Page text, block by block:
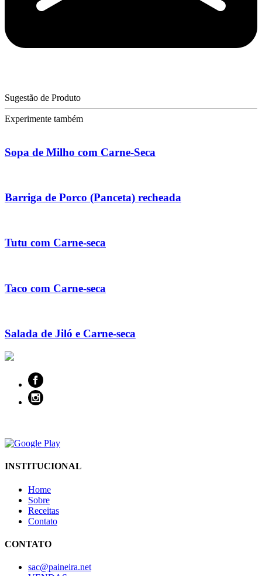
Sugestão de Produto
Experimente também
Sopa de Milho com Carne-Seca
Barriga de Porco (Panceta) recheada
Tutu com Carne-seca
Taco com Carne-seca
Salada de Jiló e Carne-seca
INSTITUCIONAL
Home
Sobre
Receitas
Contato
CONTATO
sac@paineira.net